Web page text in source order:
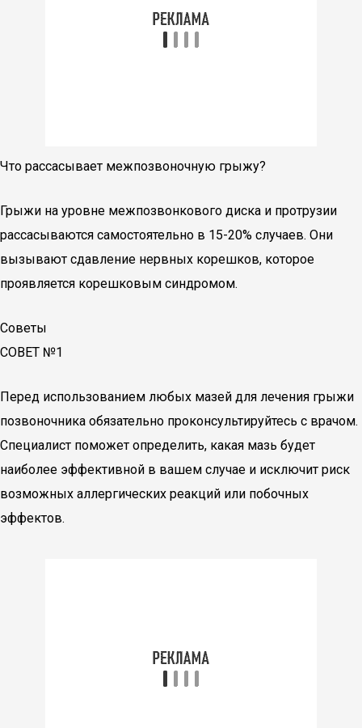
Что рассасывает межпозвоночную грыжу?
Грыжи на уровне межпозвонкового диска и протрузии
рассасываются самостоятельно в 15-20% случаев. Они
вызывают сдавление нервных корешков, которое
проявляется корешковым синдромом.
Советы
СОВЕТ №1
Перед использованием любых мазей для лечения грыжи
позвоночника обязательно проконсультируйтесь с врачом.
Специалист поможет определить, какая мазь будет
наиболее эффективной в вашем случае и исключит риск
возможных аллергических реакций или побочных
эффектов.